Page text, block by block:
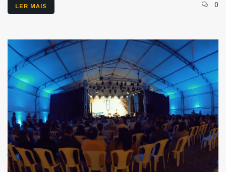
LER MAIS 0